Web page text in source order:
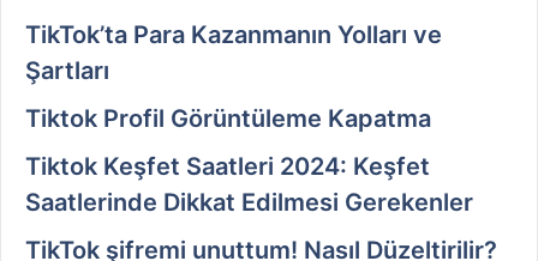
TikTok’ta Para Kazanmanın Yolları ve
Şartları
Tiktok Profil Görüntüleme Kapatma
Tiktok Keşfet Saatleri 2024: Keşfet
Saatlerinde Dikkat Edilmesi Gerekenler
TikTok şifremi unuttum! Nasıl Düzeltirilir?